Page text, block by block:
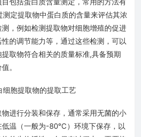
定提取物中蛋白质的含量来评估其浓
，例如检测提取物对细胞增殖的促进
的调节能力等，通过这些检测，可以
取物符合相关的质量标准,具备预期
。
进行分装和保存，通常采用无菌的小
低温（一般为-80℃）环境下保存，以